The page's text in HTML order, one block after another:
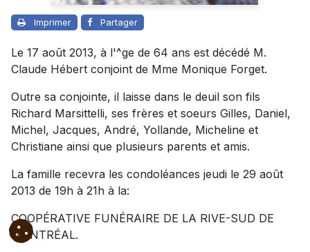
Imprimer Partager
Le 17 août 2013, à l'^ge de 64 ans est décédé M.
Claude Hébert conjoint de Mme Monique Forget.
Outre sa conjointe, il laisse dans le deuil son fils
Richard Marsittelli, ses frères et soeurs Gilles, Daniel,
Michel, Jacques, André, Yollande, Micheline et
Christiane ainsi que plusieurs parents et amis.
La famille recevra les condoléances jeudi le 29 août
2013 de 19h à 21h à la:
COOPÉRATIVE FUNÉRAIRE DE LA RIVE-SUD DE
MONTRÉAL.